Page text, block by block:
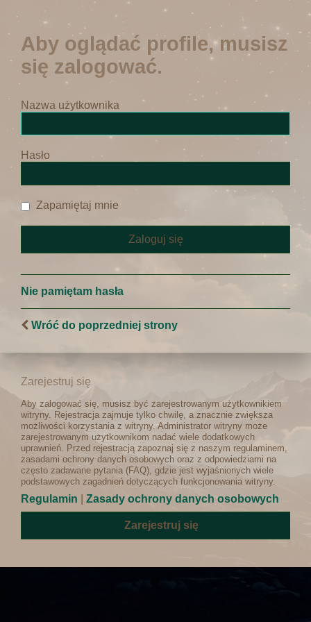
Aby oglądać profile, musisz
się zalogować.
Nazwa użytkownika
Hasło
Zapamiętaj mnie
Nie pamiętam hasła
Wróć do poprzedniej strony
Zarejestruj się
Aby zalogować się, musisz być zarejestrowanym użytkownikiem
witryny. Rejestracja zajmuje tylko chwilę, a znacznie zwiększa
możliwości korzystania z witryny. Administrator witryny może
zarejestrowanym użytkownikom nadać wiele dodatkowych
uprawnień. Przed rejestracją zapoznaj się z naszym regulaminem,
zasadami ochrony danych osobowych oraz z odpowiedziami na
często zadawane pytania (FAQ), gdzie jest wyjaśnionych wiele
podstawowych zagadnień dotyczących funkcjonowania witryny.
Regulamin Zasady ochrony danych osobowych
Zarejestruj się